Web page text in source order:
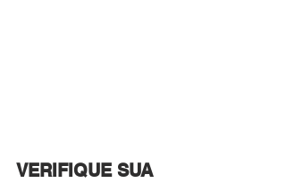
VERIFIQUE SUA